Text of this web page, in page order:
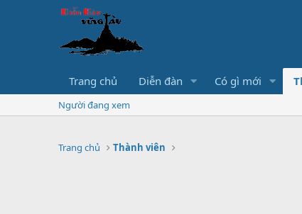
Trang chủ Diễn đàn Có gì mới
Người đang xem
Trang chủ Thành viên